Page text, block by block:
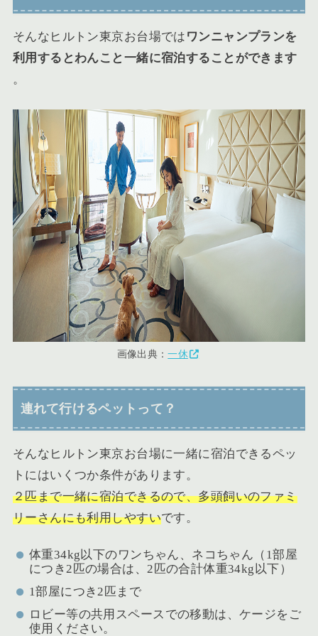
そんなヒルトン東京お台場では ワンニャンプランを
利用するとわんこと一緒に宿泊することができます
。
画像出典：一休
連れて行けるペットって？
そんなヒルトン東京お台場に一緒に宿泊できるペッ
トにはいくつか条件があります。
２匹まで一緒に宿泊できるので、多頭飼いのファミ
リーさんにも利用しやすいです。
体重34kg以下のワンちゃん、ネコちゃん（1部屋
につき2匹の場合は、2匹の合計体重34kg以下）
1部屋につき2匹まで
ロビー等の共用スペースでの移動は、ケージをご
使用ください。